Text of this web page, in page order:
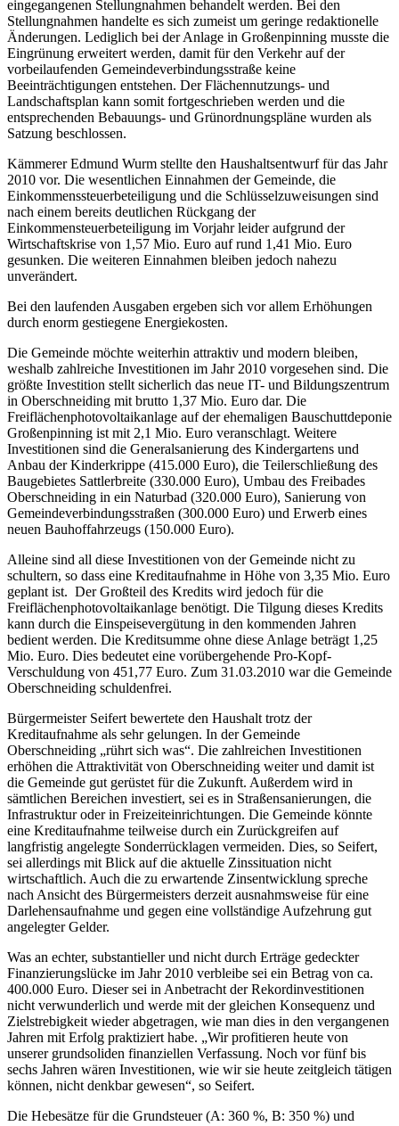
eingegangenen Stellungnahmen behandelt werden. Bei den
Stellungnahmen handelte es sich zumeist um geringe redaktionelle
Änderungen. Lediglich bei der Anlage in Großenpinning musste die
Eingrünung erweitert werden, damit für den Verkehr auf der
vorbeilaufenden Gemeindeverbindungsstraße keine
Beeinträchtigungen entstehen. Der Flächennutzungs- und
Landschaftsplan kann somit fortgeschrieben werden und die
entsprechenden Bebauungs- und Grünordnungspläne wurden als
Satzung beschlossen.
Kämmerer Edmund Wurm stellte den Haushaltsentwurf für das Jahr
2010 vor. Die wesentlichen Einnahmen der Gemeinde, die
Einkommenssteuerbeteiligung und die Schlüsselzuweisungen sind
nach einem bereits deutlichen Rückgang der
Einkommensteuerbeteiligung im Vorjahr leider aufgrund der
Wirtschaftskrise von 1,57 Mio. Euro auf rund 1,41 Mio. Euro
gesunken. Die weiteren Einnahmen bleiben jedoch nahezu
unverändert.
Bei den laufenden Ausgaben ergeben sich vor allem Erhöhungen
durch enorm gestiegene Energiekosten.
Die Gemeinde möchte weiterhin attraktiv und modern bleiben,
weshalb zahlreiche Investitionen im Jahr 2010 vorgesehen sind. Die
größte Investition stellt sicherlich das neue IT- und Bildungszentrum
in Oberschneiding mit brutto 1,37 Mio. Euro dar. Die
Freiflächenphotovoltaikanlage auf der ehemaligen Bauschuttdeponie
Großenpinning ist mit 2,1 Mio. Euro veranschlagt. Weitere
Investitionen sind die Generalsanierung des Kindergartens und
Anbau der Kinderkrippe (415.000 Euro), die Teilerschließung des
Baugebietes Sattlerbreite (330.000 Euro), Umbau des Freibades
Oberschneiding in ein Naturbad (320.000 Euro), Sanierung von
Gemeindeverbindungsstraßen (300.000 Euro) und Erwerb eines
neuen Bauhoffahrzeugs (150.000 Euro).
Alleine sind all diese Investitionen von der Gemeinde nicht zu
schultern, so dass eine Kreditaufnahme in Höhe von 3,35 Mio. Euro
geplant ist. Der Großteil des Kredits wird jedoch für die
Freiflächenphotovoltaikanlage benötigt. Die Tilgung dieses Kredits
kann durch die Einspeisevergütung in den kommenden Jahren
bedient werden. Die Kreditsumme ohne diese Anlage beträgt 1,25
Mio. Euro. Dies bedeutet eine vorübergehende Pro-Kopf-
Verschuldung von 451,77 Euro. Zum 31.03.2010 war die Gemeinde
Oberschneiding schuldenfrei.
Bürgermeister Seifert bewertete den Haushalt trotz der
Kreditaufnahme als sehr gelungen. In der Gemeinde
Oberschneiding „rührt sich was“. Die zahlreichen Investitionen
erhöhen die Attraktivität von Oberschneiding weiter und damit ist
die Gemeinde gut gerüstet für die Zukunft. Außerdem wird in
sämtlichen Bereichen investiert, sei es in Straßensanierungen, die
Infrastruktur oder in Freizeiteinrichtungen. Die Gemeinde könnte
eine Kreditaufnahme teilweise durch ein Zurückgreifen auf
langfristig angelegte Sonderrücklagen vermeiden. Dies, so Seifert,
sei allerdings mit Blick auf die aktuelle Zinssituation nicht
wirtschaftlich. Auch die zu erwartende Zinsentwicklung spreche
nach Ansicht des Bürgermeisters derzeit ausnahmsweise für eine
Darlehensaufnahme und gegen eine vollständige Aufzehrung gut
angelegter Gelder.
Was an echter, substantieller und nicht durch Erträge gedeckter
Finanzierungslücke im Jahr 2010 verbleibe sei ein Betrag von ca.
400.000 Euro. Dieser sei in Anbetracht der Rekordinvestitionen
nicht verwunderlich und werde mit der gleichen Konsequenz und
Zielstrebigkeit wieder abgetragen, wie man dies in den vergangenen
Jahren mit Erfolg praktiziert habe. „Wir profitieren heute von
unserer grundsoliden finanziellen Verfassung. Noch vor fünf bis
sechs Jahren wären Investitionen, wie wir sie heute zeitgleich tätigen
können, nicht denkbar gewesen“, so Seifert.
Die Hebesätze für die Grundsteuer (A: 360 %, B: 350 %) und